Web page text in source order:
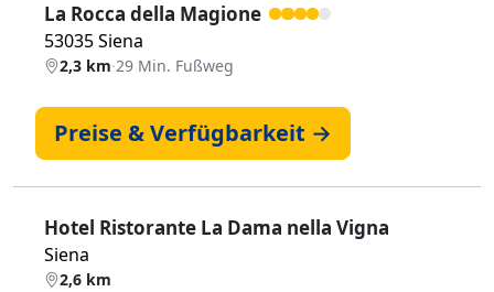
La Rocca della Magione
53035 Siena
2,3 km·29 Min. Fußweg
Preise & Verfügbarkeit →
Hotel Ristorante La Dama nella Vigna
Siena
2,6 km